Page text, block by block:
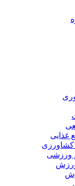
غذایی
کشاورزی
ورزشی